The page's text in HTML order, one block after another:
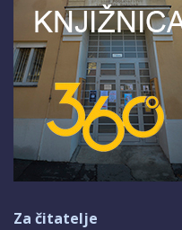
Za čitatelje